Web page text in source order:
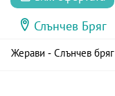
Слънчев Бряг
Жерави - Слънчев бряг